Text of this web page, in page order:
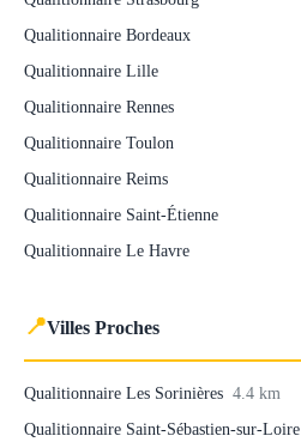
Qualitionnaire Bordeaux
Qualitionnaire Lille
Qualitionnaire Rennes
Qualitionnaire Toulon
Qualitionnaire Reims
Qualitionnaire Saint-Étienne
Qualitionnaire Le Havre
📍Villes Proches
Qualitionnaire Les Sorinières 4.4 km
Qualitionnaire Saint-Sébastien-sur-Loire